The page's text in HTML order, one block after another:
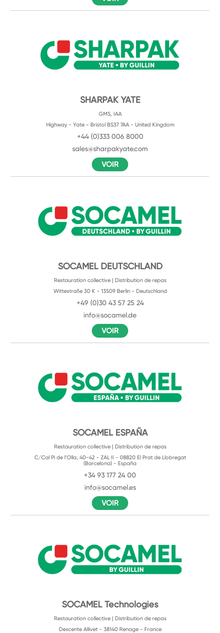
SHARPAK YATE
GMS, IAA
Highway - Yate - Bristol BS37 7AA - United Kingdom
+44 (0)333 006 8000
sales@sharpakyate.com
VOIR
SOCAMEL DEUTSCHLAND
Restauration collective | Distribution de repas
Wittestraße 30 K - 13509 Berlin - Deutschland
+49 (0)30 43 57 25 24
info@socamel.de
VOIR
SOCAMEL ESPAÑA
Restauration collective | Distribution de repas
C/Cal Pi de l’Olla, 40-42 - ZAL II - 08820 El Prat de Llobregat
(Barcelona) - España
+34 93 177 24 00
info@socamel.es
VOIR
SOCAMEL Technologies
Restauration collective | Distribution de repas
Descente Allivet - 38140 Renage - France